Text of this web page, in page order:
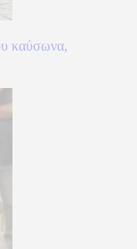
καύσωνα,